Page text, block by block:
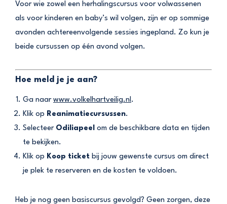
Voor wie zowel een herhalingscursus voor volwassenen
als voor kinderen en baby’s wil volgen, zijn er op sommige
avonden achtereenvolgende sessies ingepland. Zo kun je
beide cursussen op één avond volgen.
Hoe meld je je aan?
Ga naar www.volkelhartveilig.nl.
Klik op Reanimatiecursussen.
Selecteer Odiliapeel om de beschikbare data en tijden
te bekijken.
Klik op Koop ticket bij jouw gewenste cursus om direct
je plek te reserveren en de kosten te voldoen.
Heb je nog geen basiscursus gevolgd? Geen zorgen, deze